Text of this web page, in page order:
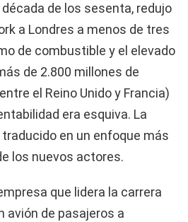
de los sesenta, redujo
a Londres a menos de tres
de combustible y el elevado
de 2.800 millones de
el Reino Unido y Francia)
era esquiva. La
en un enfoque más
los nuevos actores.
que lidera la carrera
avión de pasajeros a